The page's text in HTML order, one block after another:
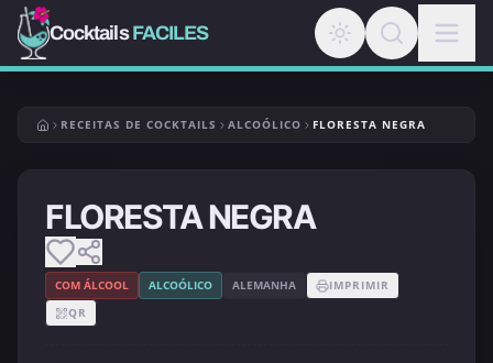
CocktailsFACILES
RECEITAS DE COCKTAILS ALCOÓLICO FLORESTA NEGRA
FLORESTA NEGRA
COM ÁLCOOL ALCOÓLICO ALEMANHA
IMPRIMIR
QR